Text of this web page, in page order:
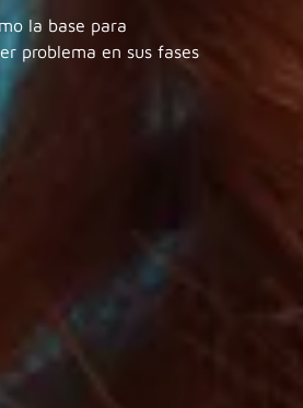
la base para
problema en sus fases